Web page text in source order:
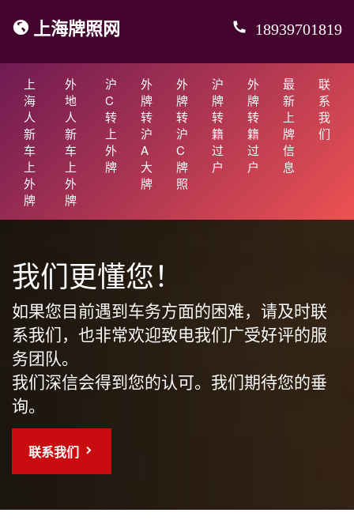
上海牌照网 18939701819
上
海
人
新
车
上
外
牌
外
地
人
新
车
上
外
牌
沪
C
转
上
外
牌
外
牌
转
沪
A
大
牌
外
牌
转
沪
C
牌
照
沪
牌
转
籍
过
户
外
牌
转
籍
过
户
最
新
上
牌
信
息
联
系
我
们
我们更懂您！
如果您目前遇到车务方面的困难，请及时联
系我们，也非常欢迎致电我们广受好评的服
务团队。
我们深信会得到您的认可。我们期待您的垂
询。
联系我们